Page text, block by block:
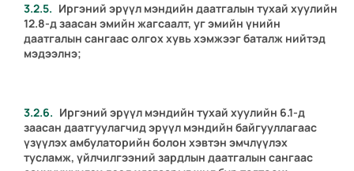
Иргэний эрүүл мэндийн даатгалын тухай хуулийн
12.8-д заасан эмийн жагсаалт, уг эмийн үнийн
даатгалын сангаас олгох хувь хэмжээг баталж нийтэд
мэдээлнэ;
Иргэний эрүүл мэндийн тухай хуулийн 6.1-д
заасан даатгуулагчид эрүүл мэндийн байгууллагаас
үзүүлэх амбулаторийн болон хэвтэн эмчлүүлэх
тусламж, үйлчилгээний зардлын даатгалын сангаас